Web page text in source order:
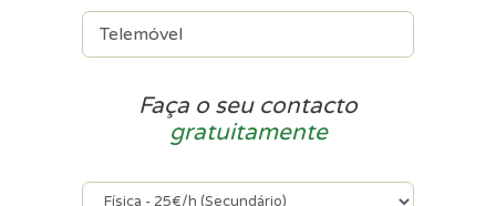
Faça o seu contacto
gratuitamente